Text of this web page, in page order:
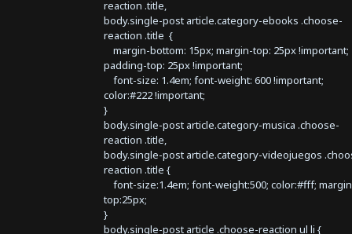
reaction .title,
body.single-post article.category-ebooks .choose-
reaction .title {
margin-bottom: 15px; margin-top: 25px !important;
padding-top: 25px !important;
font-size: 1.4em; font-weight: 600 !important;
color:#222 !important;
}
body.single-post article.category-musica .choose-
reaction .title,
body.single-post article.category-videojuegos
reaction .title {
font-size:1.4em; font-weight:500; color:#fff;
top:25px;
}
body.single-post article .choose-reaction ul li {